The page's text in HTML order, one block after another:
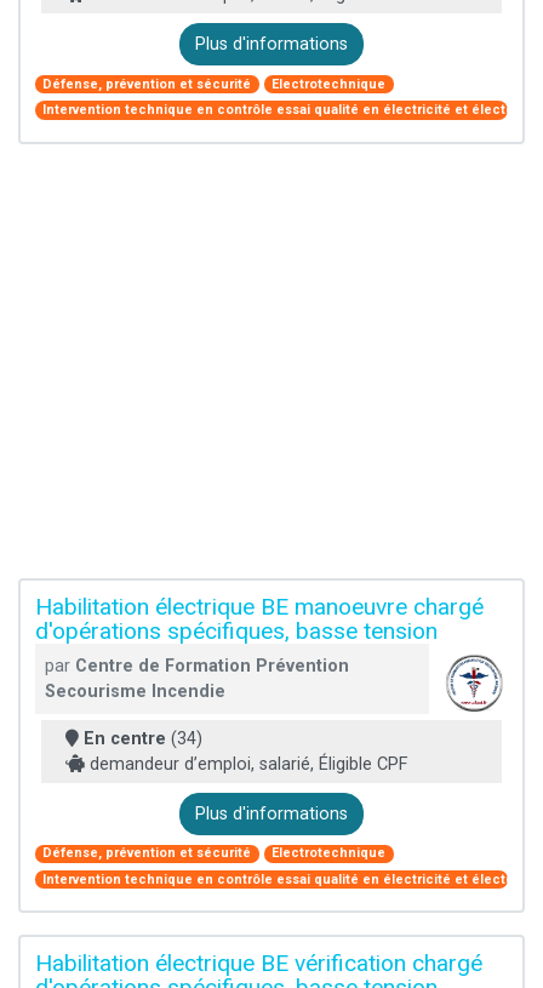
Plus d'informations
Défense, prévention et sécurité
Electrotechnique
Intervention technique en contrôle essai qualité en électricité et
Habilitation électrique BE manoeuvre chargé
d'opérations spécifiques, basse tension
par Centre de Formation Prévention
Secourisme Incendie
En centre (34)
demandeur d’emploi, salarié, Éligible CPF
Plus d'informations
Défense, prévention et sécurité
Electrotechnique
Intervention technique en contrôle essai qualité en électricité et
Habilitation électrique BE vérification chargé